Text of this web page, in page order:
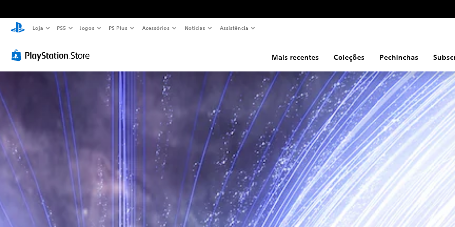
Loja PS5 Jogos PS Plus Acessórios Notícias Assistência
Mais recentes Coleções Pechinchas